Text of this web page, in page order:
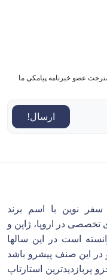
عضو خبرنامه پیامکی ما
ارسال!
نوین با اسم برند
تورهای تخصصی در اروپا، ژاپن و
است در این سالها
این صنف پیشرو باشد
استارتاپ